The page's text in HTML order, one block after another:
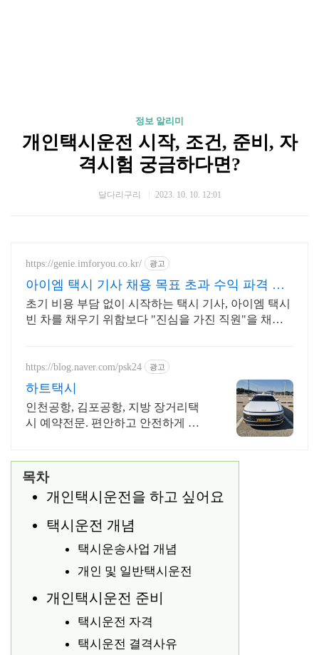
정보 알리미
개인택시운전 시작, 조건, 준비, 자
격시험 궁금하다면?
달다리구리 2023. 10. 10. 12:01
https://genie.imforyou.co.kr/ 광고
아이엠 택시 기사 채용 목표 초과 수익 파격 배
분
초기 비용 부담 없이 시작하는 택시 기사, 아이엠 택시
빈 차를 채우기 위함보다 "진심을 가진 직원"을 채우
https://blog.naver.com/psk24 광고
하트택시
인천공항, 김포공항, 지방 장거리택
시 예약전문. 편안하고 안전하게 모
목차
개인택시운전을 하고 싶어요
택시운전 개념
택시운송사업 개념
개인 및 일반택시운전
개인택시운전 준비
택시운전 자격
택시운전 결격사유